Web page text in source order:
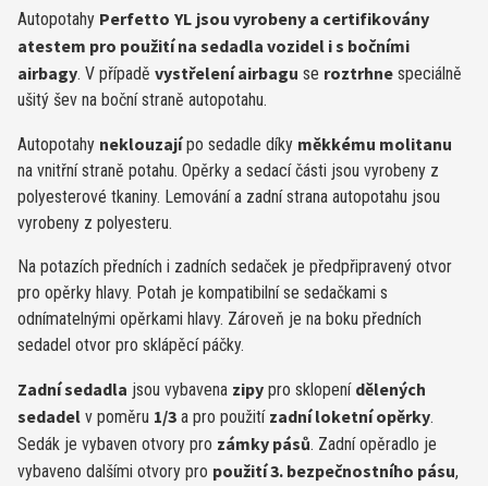
Autopotahy Perfetto YL jsou vyrobeny a certifikovány
atestem pro použití na sedadla vozidel i s bočními
airbagy. V případě vystřelení airbagu se roztrhne speciálně
ušitý šev na boční straně autopotahu.
Autopotahy neklouzajípo sedadle díky měkkému molitanu
na vnitřní straně potahu. Opěrky a se­dací části jsou vyrobeny z
polyesterové tkaniny. Lemo­vání a zadní stra­na autopotahu jsou
vyrobeny z polyesteru.
Na potazích předních i zadních sedaček je předpřipravený otvor
pro opěrky hlavy. Potah je kompatibilní se sedačkami s
odnímatelnými opěrkami hlavy. Zároveň je na boku předních
sedadel otvor pro sklápěcí páčky.
Zadní sedadla jsou vybavena zipy pro sklopení dělených
sedadel v poměru 1/3 a pro použití zadní loketní opěrky.
Sedák je vybaven otvory pro zámky pásů. Zadní opěradlo je
vybaveno dalšími otvory pro použití 3. bezpečnostního pásu,